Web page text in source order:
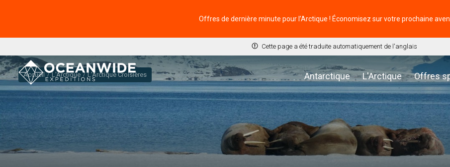
Offres de dernière minute pour l’Arctique ! Économisez sur votre prochaine
Cette page a été traduite automatiquement de l'anglais
Antarctique L'Arctique Offres
Accueil L'Arctique L'Arctique Croisières